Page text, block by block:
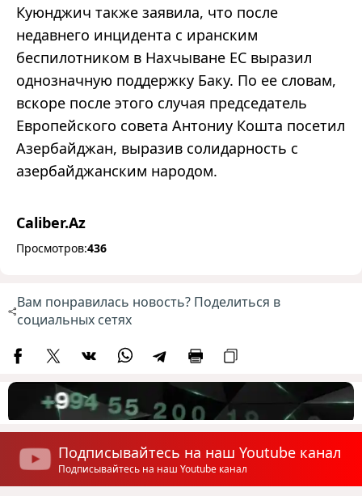
Куюнджич также заявила, что после
недавнего инцидента с иранским
беспилотником в Нахчыване ЕС выразил
однозначную поддержку Баку. По ее словам,
вскоре после этого случая председатель
Европейского совета Антониу Кошта посетил
Азербайджан, выразив солидарность с
азербайджанским народом.
Caliber.Az
Просмотров:436
Вам понравилась новость? Поделиться в
социальных сетях
Подписывайтесь на наш Youtube канал
Подписывайтесь на наш Youtube канал